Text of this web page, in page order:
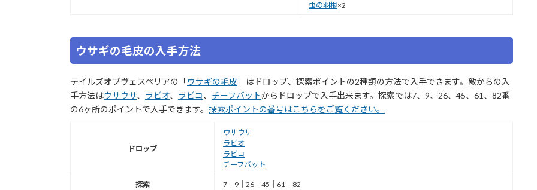
虫の羽根×2
ウサギの毛皮の入手方法
テイルズオブヴェスペリアの「 ウサギの毛皮 」はドロップ、探索ポイントの2種類の方法で入手できます。敵からの入
手方法はウサウサ、 ラビオ、 ラビコ、 チーフバットからドロップで入手出来ます。探索では7、9、26、45、61、82番
の6ヶ所のポイントで入手できます。 探索ポイントの番号はこちらをご覧ください。
ドロップ
ウサウサ
ラビオ
ラビコ
チーフバット
探索 7｜9｜26｜45｜61｜82